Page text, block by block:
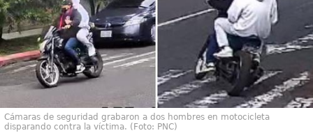
Cámaras de seguridad grabaron a dos hombres en motocicleta
disparando contra la víctima. (Foto: PNC)